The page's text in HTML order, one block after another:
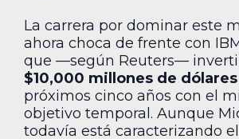
La carrera por dominar este
ahora choca de frente con
que —según Reuters—
$10,000 millones de dólares
próximos cinco años con el
objetivo temporal. Aunque
todavía está caracterizando